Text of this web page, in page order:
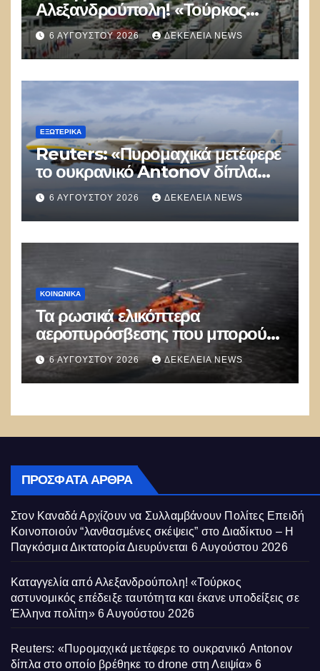
Αλεξανδρούπολη! «Τούρκος
αστυνομικός επέδειξε ταυτότητα
και έκανε υποδείξεις σε Έλληνα
πολίτη»
6 ΑΥΓΟΎΣΤΟΥ 2026 ΔΕΚΈΛΕΙΑ NEWS
ΕΞΩΤΕΡΙΚΑ
Reuters: «Πυρομαχικά μετέφερε
το ουκρανικό Antonov δίπλα
στο οποίο βρέθηκε το drone στη
Λειψία»
6 ΑΥΓΟΎΣΤΟΥ 2026 ΔΕΚΈΛΕΙΑ NEWS
ΚΟΙΝΩΝΙΚΑ
Τα ρωσικά ελικόπτερα
αεροπυρόσβεσης που μπορούν
να ρίχνουν 5 τόνους νερού με 8
μποφόρ
6 ΑΥΓΟΎΣΤΟΥ 2026 ΔΕΚΈΛΕΙΑ NEWS
ΠΡΌΣΦΑΤΑ ΆΡΘΡΑ
Στον Καναδά Αρχίζουν να Συλλαμβάνουν Πολίτες Επειδή
Κοινοποιούν “λανθασμένες σκέψεις” στο Διαδίκτυο – Η
Παγκόσμια Δικτατορία Διευρύνεται 6 Αυγούστου 2026
Καταγγελία από Αλεξανδρούπολη! «Τούρκος
αστυνομικός επέδειξε ταυτότητα και έκανε υποδείξεις σε
Έλληνα πολίτη» 6 Αυγούστου 2026
Reuters: «Πυρομαχικά μετέφερε το ουκρανικό Antonov
δίπλα στο οποίο βρέθηκε το drone στη Λειψία» 6